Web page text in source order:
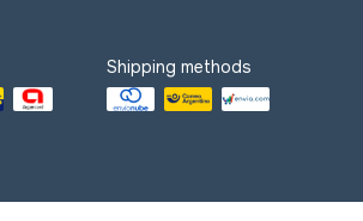
Shipping methods